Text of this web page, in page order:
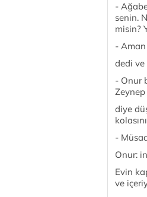
-
senin.
misin?
-
dedi ve
- Onur
diye
-
Onur:
Evin
ve